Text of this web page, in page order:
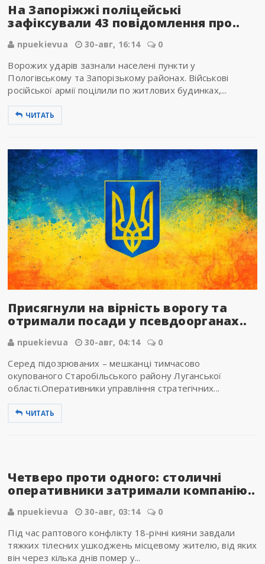
На Запоріжжі поліцейські
зафіксували 43 повідомлення про..
npuekievua 30-авг, 16:14 0
Ворожих ударів зазнали населені пункти у
Пологівському та Запорізькому районах. Військові
російської армії поцілили по житлових будинках,...
ЧИТАТЬ
Присягнули на вірність ворогу та
отримали посади у псевдоорганах..
npuekievua 30-авг, 04:14 0
Серед підозрюваних – мешканці тимчасово
окупованого Старобільського району Луганської
області.Оперативники управління стратегічних...
ЧИТАТЬ
Четверо проти одного: столичні
оперативники затримали компанію..
npuekievua 30-авг, 03:14 0
Під час раптового конфлікту 18-річні кияни завдали
тяжких тілесних ушкоджень місцевому жителю, від яких
він через кілька днів помер у...